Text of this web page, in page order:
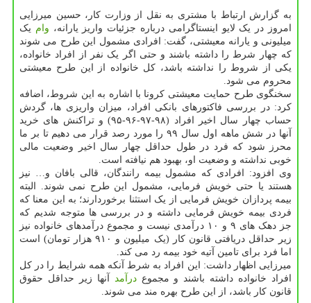
به گزارش ارتباط با مشتری به نقل از وزارت کار، حسین میرزایی
امروز در یک لایو اینستاگرامی درباره جزئیات واریز یارانه، وام یک
میلیونی و یارانه معیشتی، گفت: افرادی مشمول این طرح می شوند
که چهار شرط را داشته باشند و حتی اگر یک نفر از افراد خانواده،
یکی از شروط را نداشته باشد، کل خانواده از این طرح معیشتی
محروم می شود.
سخنگوی طرح حمایت معیشتی کرونا با اشاره به این شروط، اضافه
کرد: در بررسی فاکتورهای بانکی افراد، میزان واریزی ها، گردش
حساب چهار سال اخیر افراد (۹۸-۹۷-۹۶-۹۵) و تراکنش های خرید
آنها در شش ماهه اول سال ۹۹ را مورد رصد قرار می دهیم تا بر ما
محرز شود که فرد در طول حداقل چهار سال اخیر وضعیت مالی
خوبی نداشته و وضعیت او، بهبود هم نیافته است.
وی افزود: افرادی که مشمول بیمه رانندگان، قالی بافان و… نیز
هستند یا حتی خویش فرمایی، مشمول این طرح نمی شوند. البته
بیمه پردازان خویش فرمایی از یک استثنا برخوردارند؛ به این معنا که
فردی بیمه خویش فرمایی داشته و در بررسی ها متوجه شدیم که
جز دهک های ۹ و ۱۰ درآمدی نیست و مجموع درآمدهای خانواده نیز
زیر حداقل دریافتی قانون کار (یک میلیون و ۹۱۰ هزار تومان) است
اما فرد برای تامین آتیه خود بیمه رد می کند.
میرزایی اظهار داشت: این افراد به شرط آنکه همه شرایط را در کل
افراد خانواده داشته باشند و مجموعدرآمد آنها زیر حداقل حقوق
قانون کار باشد، از این طرح بهره مند می شوند.